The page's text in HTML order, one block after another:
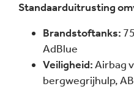
Standaarduitrusting
Brandstoftanks:
AdBlue
Veiligheid:Airbag
bergwegrijhulp,